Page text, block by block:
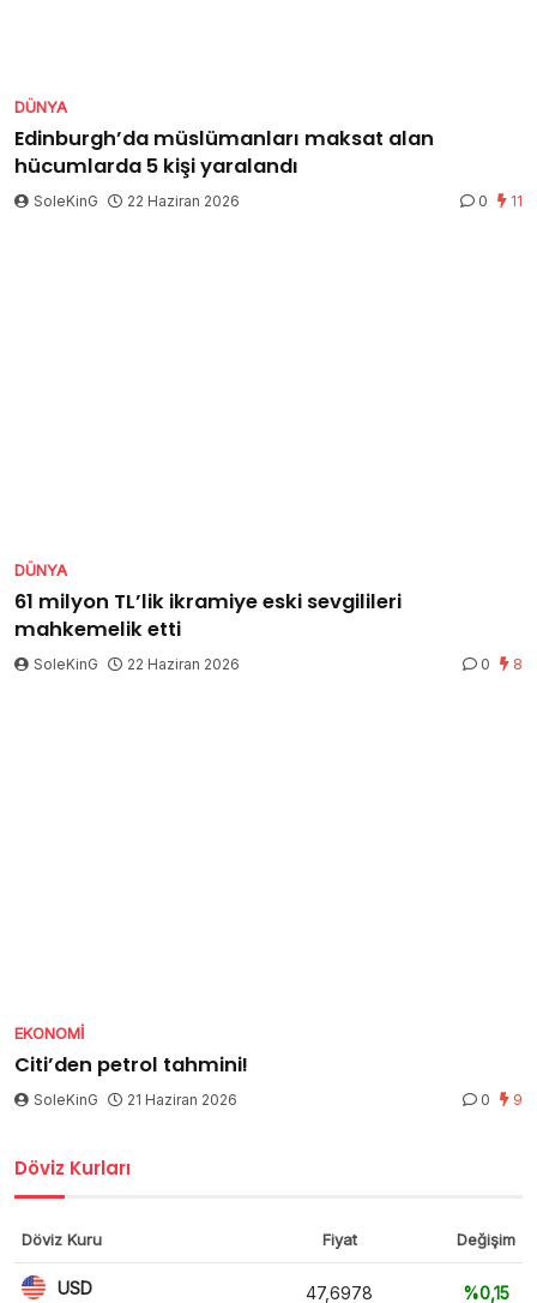
DÜNYA
Edinburgh’da müslümanları maksat alan
hücumlarda 5 kişi yaralandı
SoleKinG 22 Haziran 2026 0 11
DÜNYA
61 milyon TL’lik ikramiye eski sevgilileri
mahkemelik etti
SoleKinG 22 Haziran 2026 0 8
EKONOMI
Citi’den petrol tahmini!
SoleKinG 21 Haziran 2026 0 9
Döviz Kurları
Döviz Kuru Fiyat Değişim
USD 47,6978 %0,15